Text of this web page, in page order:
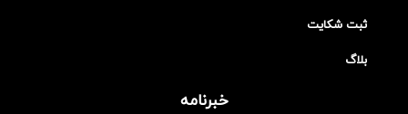
ثبت شکایت
بلاگ
خبرنامه